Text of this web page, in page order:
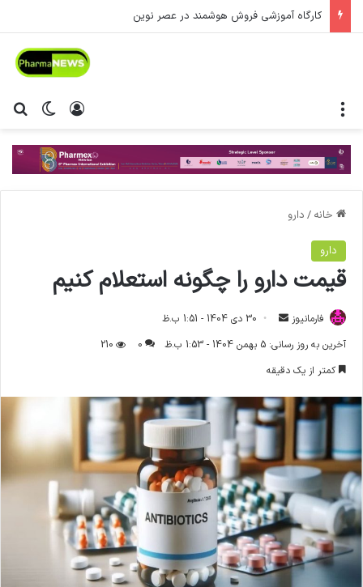
کارگاه آموزشی فروش هوشمند در عصر نوین
تغییر ورود
خانه / دارو
دارو
قیمت دارو را چگونه استعلام کنیم
فارمانیوز
ا
ل
ا
م
ی
ل
30 دی 1404 - 1:51 ب.ظ
آخرین به روز رسانی: 5 بهمن 1404 - 1:53 ب.ظ
0
210
کمتر از یک دقیقه